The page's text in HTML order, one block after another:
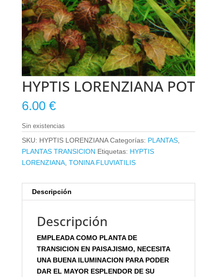
HYPTIS LORENZIANA POT
6.00 €
Sin existencias
SKU: HYPTIS LORENZIANA Categorías: PLANTAS,
PLANTAS TRANSICION Etiquetas: HYPTIS
LORENZIANA, TONINA FLUVIATILIS
Descripción
Descripción
EMPLEADA COMO PLANTA DE
TRANSICION EN PAISAJISMO, NECESITA
UNA BUENA ILUMINACION PARA PODER
DAR EL MAYOR ESPLENDOR DE SU